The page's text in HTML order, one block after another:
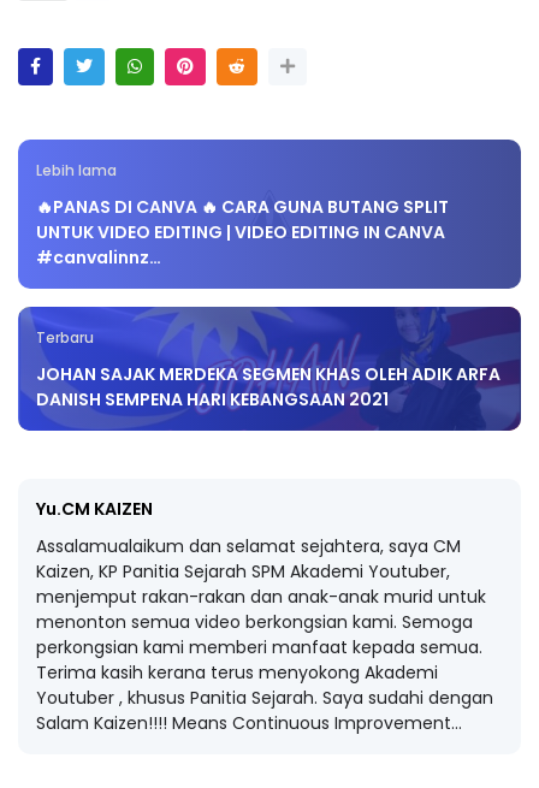
Lebih lama
🔥PANAS DI CANVA 🔥 CARA GUNA BUTANG SPLIT
UNTUK VIDEO EDITING | VIDEO EDITING IN CANVA
#canvalinnz…
Terbaru
JOHAN SAJAK MERDEKA SEGMEN KHAS OLEH ADIK ARFA
DANISH SEMPENA HARI KEBANGSAAN 2021
Yu.CM KAIZEN
Assalamualaikum dan selamat sejahtera, saya CM
Kaizen, KP Panitia Sejarah SPM Akademi Youtuber,
menjemput rakan-rakan dan anak-anak murid untuk
menonton semua video berkongsian kami. Semoga
perkongsian kami memberi manfaat kepada semua.
Terima kasih kerana terus menyokong Akademi
Youtuber , khusus Panitia Sejarah. Saya sudahi dengan
Salam Kaizen!!!! Means Continuous Improvement...